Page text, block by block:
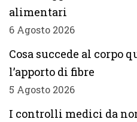
alimentari
6 Agosto 2026
Cosa succede al corpo
l’apporto di fibre
5 Agosto 2026
I controlli medici da